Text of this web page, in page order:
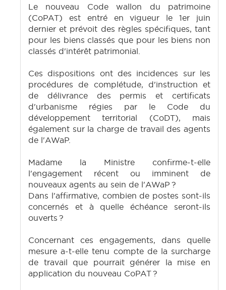
Le nouveau Code wallon du patrimoine
(CoPAT) est entré en vigueur le 1er juin
dernier et prévoit des règles spécifiques, tant
pour les biens classés que pour les biens non
classés d'intérêt patrimonial.
Ces dispositions ont des incidences sur les
procédures de complétude, d'instruction et
de délivrance des permis et certificats
d'urbanisme régies par le Code du
développement territorial (CoDT), mais
également sur la charge de travail des agents
de l'AWaP.
Madame la Ministre confirme-t-elle
l'engagement récent ou imminent de
nouveaux agents au sein de l'AWaP ?
Dans l'affirmative, combien de postes sont-ils
concernés et à quelle échéance seront-ils
ouverts ?
Concernant ces engagements, dans quelle
mesure a-t-elle tenu compte de la surcharge
de travail que pourrait générer la mise en
application du nouveau CoPAT ?